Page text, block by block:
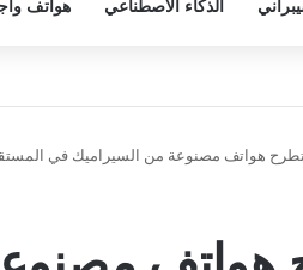
الذكاء الاصطناعي هواتف
هواتف مصنوعة من السيراميك في